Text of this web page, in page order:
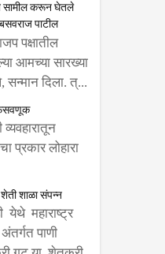
सामील करून घेतले
पाटील
पक्षातील
आमच्या सारख्या
दिला. त्...
फसवणूक
प्रकार लोहारा
शाळा संपन्न
येथे महाराष्ट्र
पाणी